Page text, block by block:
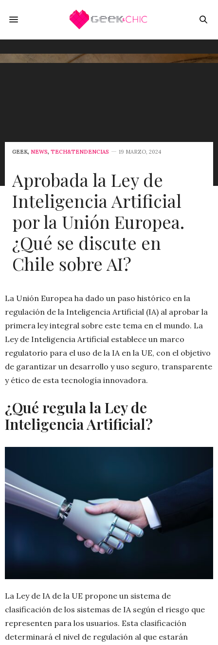
GEEK, NEWS, TECH&TENDENCIAS 19 MARZO, 2024
Aprobada la Ley de
Inteligencia Artificial
por la Unión Europea.
¿Qué se discute en
Chile sobre AI?
La Unión Europea ha dado un paso histórico en la
regulación de la Inteligencia Artificial (IA) al aprobar la
primera ley integral sobre este tema en el mundo. La
Ley de Inteligencia Artificial establece un marco
regulatorio para el uso de la IA en la UE, con el objetivo
de garantizar un desarrollo y uso seguro, transparente
y ético de esta tecnología innovadora.
¿Qué regula la Ley de
Inteligencia Artificial?
La Ley de IA de la UE propone un sistema de
clasificación de los sistemas de IA según el riesgo que
representen para los usuarios. Esta clasificación
determinará el nivel de regulación al que estarán